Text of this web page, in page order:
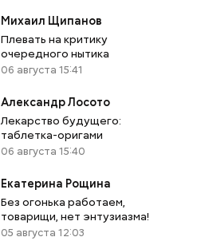
Михаил Щипанов
Плевать на критику
очередного нытика
06 августа 15:41
Александр Лосото
Лекарство будущего:
таблетка-оригами
06 августа 15:40
Екатерина Рощина
Без огонька работаем,
товарищи, нет энтузиазма!
05 августа 12:03